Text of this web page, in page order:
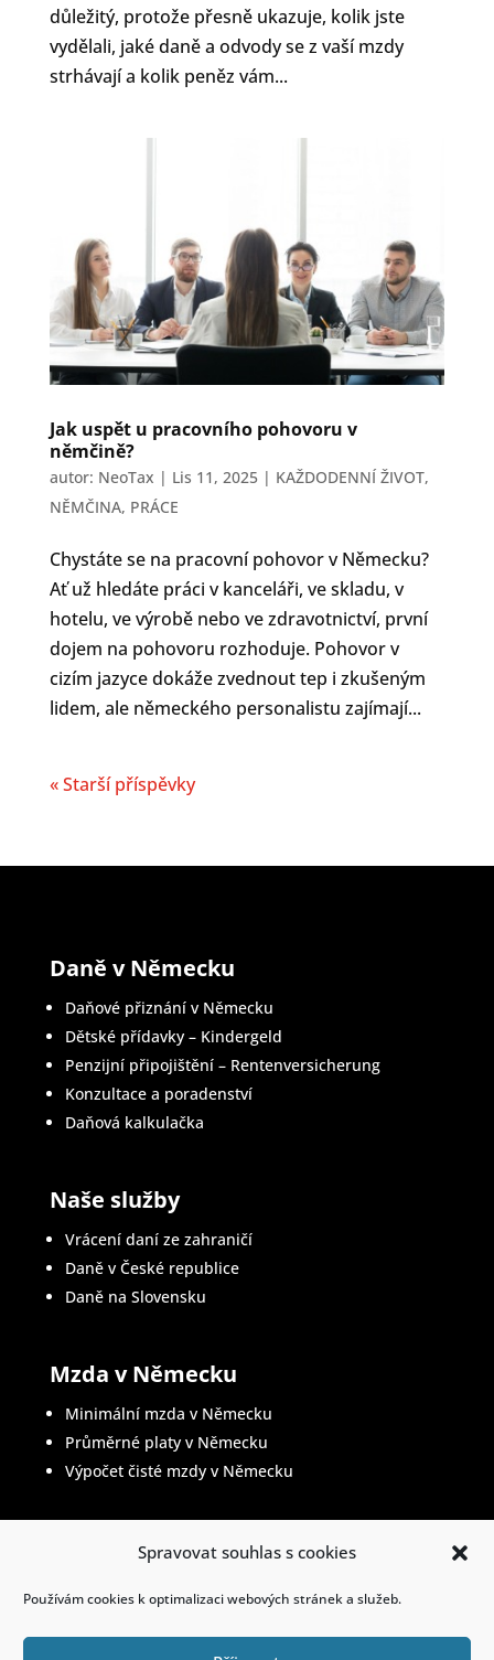
Spravovat souhlas s cookies
Používám cookies k optimalizaci webových stránek a služeb.
důležitý, protože přesně ukazuje, kolik jste
vydělali, jaké daně a odvody se z vaší mzdy
strhávají a kolik peněz vám...
Jak uspět u pracovního pohovoru v
němčině?
autor: NeoTax | Lis 11, 2025| KAŽDODENNÍ ŽIVOT,
NĚMČINA, PRÁCE
Chystáte se na pracovní pohovor v Německu?
Ať už hledáte práci v kanceláři, ve skladu, v
hotelu, ve výrobě nebo ve zdravotnictví, první
dojem na pohovoru rozhoduje. Pohovor v
cizím jazyce dokáže zvednout tep i zkušeným
lidem, ale německého personalistu zajímají...
« Starší příspěvky
Daně v Německu
Daňové přiznání v Německu
Dětské přídavky – Kindergeld
Penzijní připojištění – Rentenversicherung
Konzultace a poradenství
Daňová kalkulačka
Naše služby
Vrácení daní ze zahraničí
Daně v České republice
Daně na Slovensku
Mzda v Německu
Minimální mzda v Německu
Průměrné platy v Německu
Výpočet čisté mzdy v Německu
Životopis v němčině